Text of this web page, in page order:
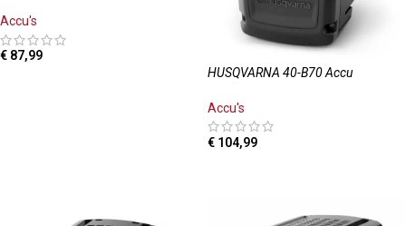
Accu's
€ 87,99
HUSQVARNA 40-B70 Accu
Accu's
€ 104,99